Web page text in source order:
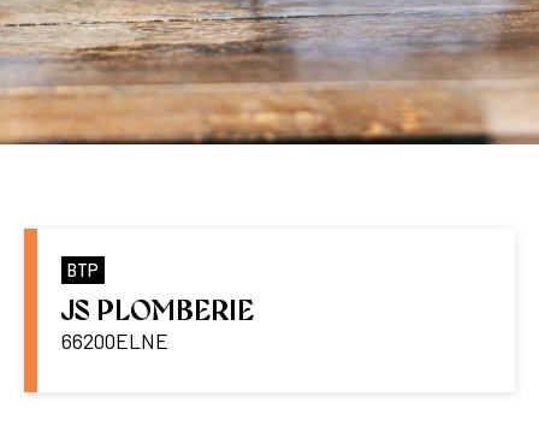
BTP
JS PLOMBERIE
66200ELNE